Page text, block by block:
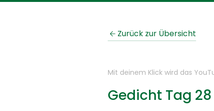
Zurück zur Übersicht
Mit deinem Klick wird das
Gedicht Tag